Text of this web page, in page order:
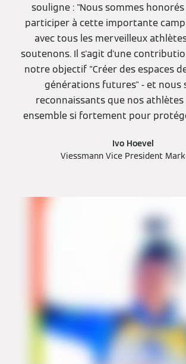
souligne : "Nous sommes
participer à cette importante
avec tous les merveilleux
soutenons. Il s'agit d'une
notre objectif "Créer des espaces
générations futures" - et nous
reconnaissants que nos
ensemble si fortement pour
Ivo Hoevel
Viessmann Vice President